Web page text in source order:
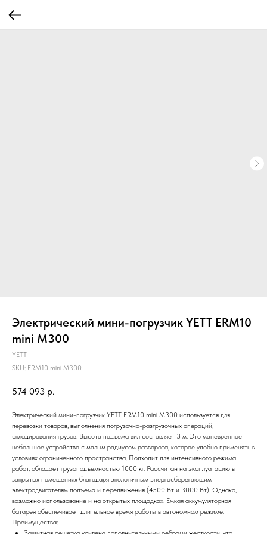
Электрический мини-погрузчик YETT ERM10
mini M300
YETT
SKU: ERM10 mini M300
574 093 р.
Электрический мини-погрузчик YETT ERM10 mini M300 используется для
перевозки товаров, выполнения погрузочно-разгрузочных операций,
складирования грузов. Высота подъема вил составляет 3 м. Это маневренное
небольшое устройство с малым радиусом разворота, которое удобно применять в
условиях ограниченного пространства. Подходит для интенсивного режима
работ, обладает грузоподъемностью 1000 кг. Рассчитан на эксплуатацию в
закрытых помещениях благодаря экологичным энергосберегающим
электродвигателям подъема и передвижения (4500 Вт и 3000 Вт). Однако,
возможно использование и на открытых площадках. Емкая аккумуляторная
батарея обеспечивает длительное время работы в автономном режиме.
Преимущества: